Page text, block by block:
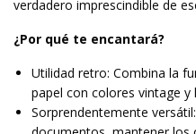
verdadero imprescindible de
¿Por qué te encantará?
Utilidad retro: Combina la
papel con colores vintage
Sorprendentemente